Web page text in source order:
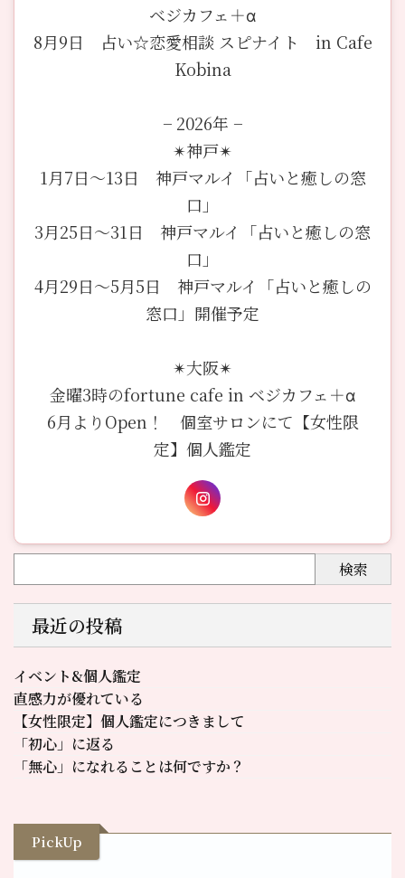
ベジカフェ＋α
8月9日 占い☆恋愛相談 スピナイト in Cafe
Kobina
− 2026年 −
✴︎神戸✴︎
1月7日〜13日 神戸マルイ「占いと癒しの窓
口」
3月25日〜31日 神戸マルイ「占いと癒しの窓
口」
4月29日〜5月5日 神戸マルイ「占いと癒しの
窓口」開催予定
✴︎大阪✴︎
金曜3時のfortune cafe in ベジカフェ＋α
6月よりOpen！ 個室サロンにて【女性限
定】個人鑑定
検索
最近の投稿
イベント&個人鑑定
直感力が優れている
【女性限定】個人鑑定につきまして
「初心」に返る
「無心」になれることは何ですか？
PickUp